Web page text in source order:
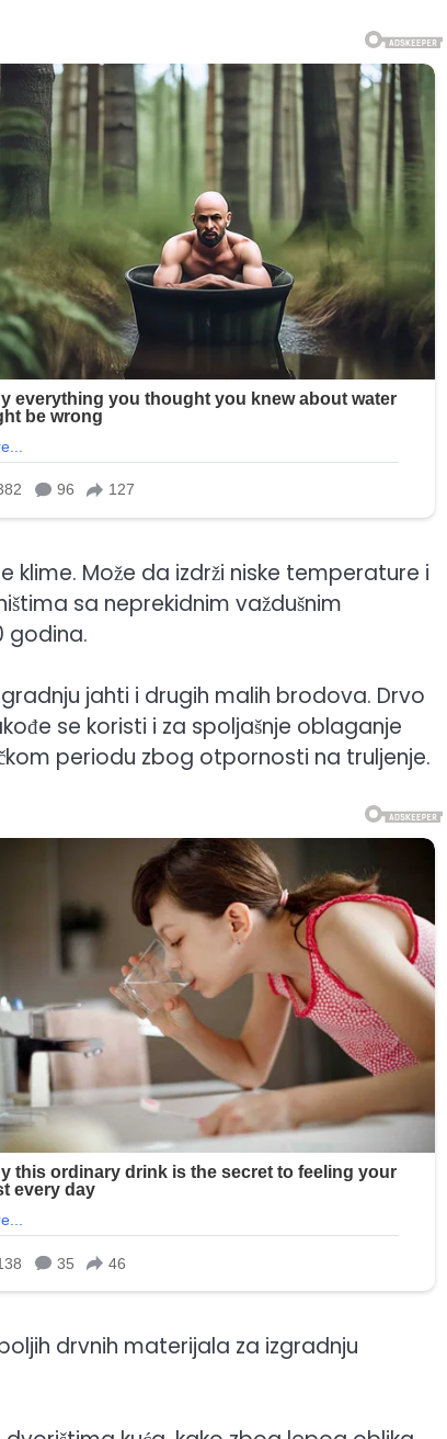
klime. Može da izdrži niske temperature i
sa neprekidnim važdušnim
godina.
jahti i drugih malih brodova. Drvo
se koristi i za spoljašnje oblaganje
periodu zbog otpornosti na truljenje.
drvnih materijala za izgradnju